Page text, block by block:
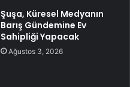
Şuşa, Küresel Medyanın
Barış Gündemine Ev
Sahipliği Yapacak
Ağustos 3, 2026